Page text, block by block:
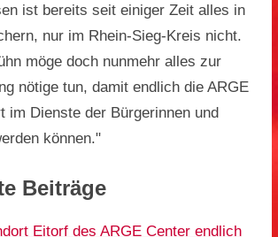
ist bereits seit einiger Zeit alles in
nur im Rhein-Sieg-Kreis nicht.
möge doch nunmehr alles zur
nötige tun, damit endlich die ARGE
im Dienste der Bürgerinnen und
können."
Beiträge
Eitorf des ARGE Center endlich